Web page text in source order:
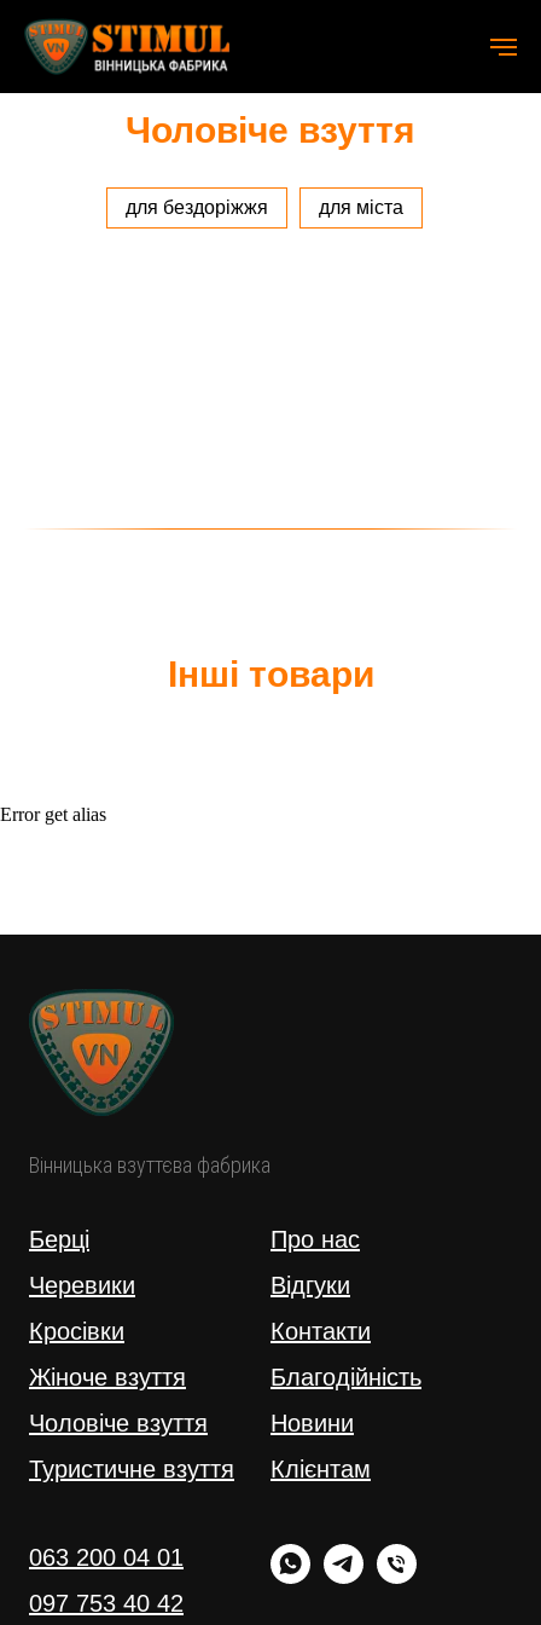
Чоловіче взуття
для бездоріжжя для міста
Інші товари
Error get alias
Вінницька взуттєва фабрика
Берці
Черевики
Кросівки
Жіноче взуття
Чоловіче взуття
Туристичне взуття
Про нас
Відгуки
Контакти
Благодійність
Новини
Клієнтам
063 200 04 01
097 753 40 42